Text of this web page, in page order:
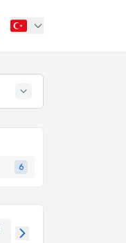
6